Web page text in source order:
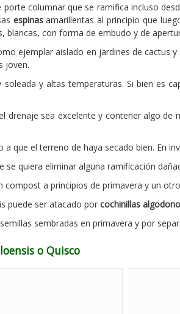
porte columnar que se ramifica incluso
espinasamarillentas al principio que
blancas, con forma de embudo y de
ejemplar aislado en jardines de cactus
joven.
soleada y altas temperaturas. Si bien es
drenaje sea excelente y contener algo de
a que el terreno de haya secado bien. En
se quiera eliminar alguna ramificación
compost a principios de primavera y un
puede ser atacado por cochinillas
sembradas en primavera y por
o Quisco